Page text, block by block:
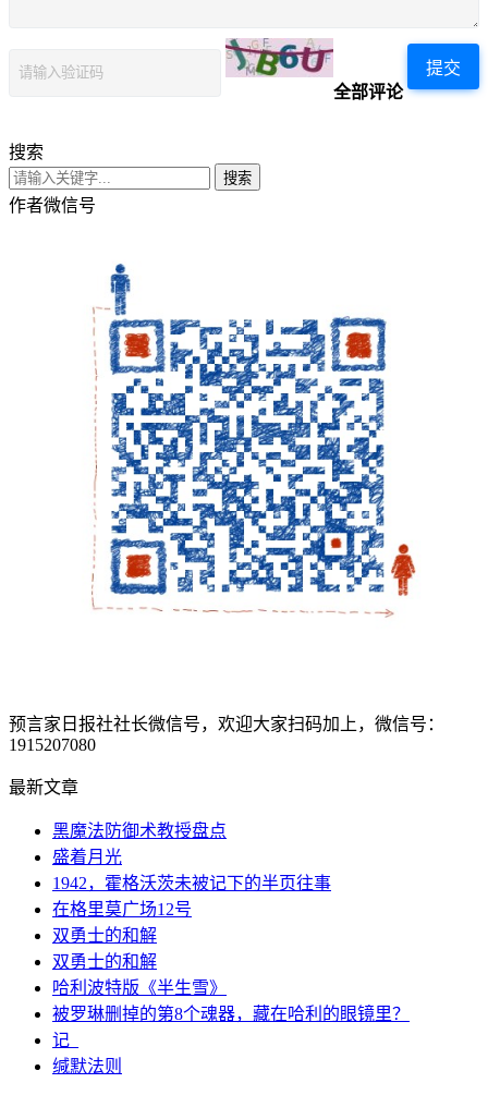
提交
全部评论
搜索
搜索
作者微信号
预言家日报社社长微信号，欢迎大家扫码加上，微信号：
1915207080
最新文章
黑魔法防御术教授盘点
盛着月光
1942，霍格沃茨未被记下的半页往事
在格里莫广场12号
双勇士的和解
双勇士的和解
哈利波特版《半生雪》
被罗琳删掉的第8个魂器，藏在哈利的眼镜里？
记_
缄默法则